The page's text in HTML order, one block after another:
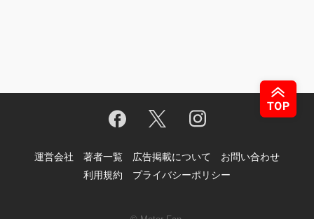
運営会社 著者一覧 広告掲載について
お問い合わせ
利用規約
プライバシーポリシー